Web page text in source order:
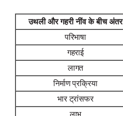
उथली और गहरी नींव के बीच अंतर
परिभाषा
गहराई
लागत
निर्माण प्रक्रिया
भार ट्रांसफर